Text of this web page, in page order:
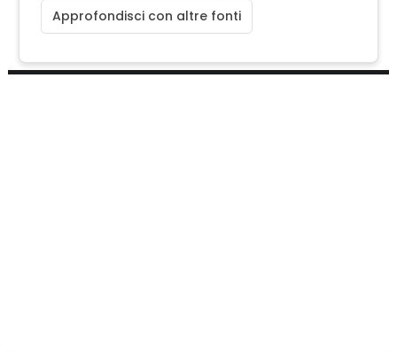
Approfondisci con altre fonti